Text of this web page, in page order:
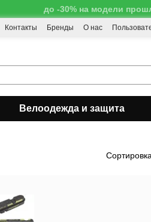
до -30% на модели
Контакты Бренды О нас
Велоодежда и защита